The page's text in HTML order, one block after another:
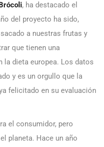
, ha destacado el
del proyecto ha sido,
a nuestras frutas y
que tienen una
la dieta europea. Los datos
y es un orgullo que la
felicitado en su evaluación
el consumidor, pero
planeta. Hace un año